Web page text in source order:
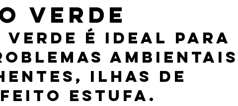
Verde
verde é ideal para
ambientais
ilhas de
estufa.